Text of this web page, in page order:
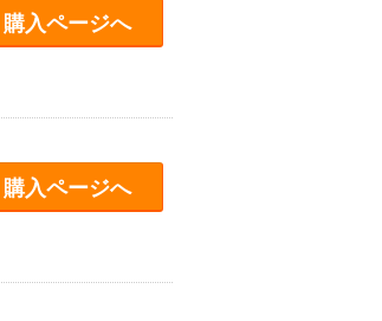
購入ページへ
購入ページへ